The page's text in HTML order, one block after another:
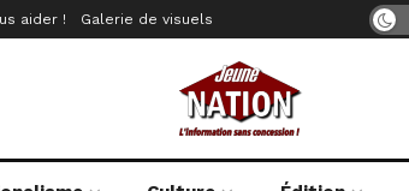
aider ! Galerie de visuels